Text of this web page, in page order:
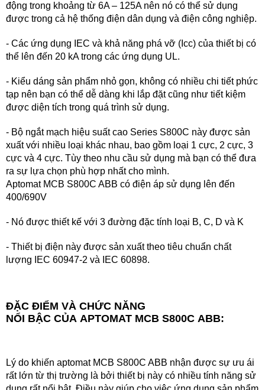
động trong khoảng từ 6A – 125A nên nó có thể sử dụng
được trong cả hệ thống điện dân dụng và điện công nghiệp.
- Các ứng dụng IEC và khả năng phá vỡ (Icc) của thiết bị có
thể lên đến 20 kA trong các ứng dụng UL.
- Kiểu dáng sản phẩm nhỏ gọn, không có nhiều chi tiết phức
tạp nên bạn có thể dễ dàng khi lắp đặt cũng như tiết kiệm
được diện tích trong quá trình sử dụng.
- Bộ ngắt mạch hiệu suất cao Series S800C này được sản
xuất với nhiều loại khác nhau, bao gồm loại 1 cực, 2 cực, 3
cực và 4 cực. Tùy theo nhu cầu sử dụng mà bạn có thể đưa
ra sự lựa chọn phù hợp nhất cho mình.
Aptomat MCB S800C ABB có điện áp sử dụng lên đến
400/690V
- Nó được thiết kế với 3 đường đặc tính loại B, C, D và K
- Thiết bị điện này được sản xuất theo tiêu chuẩn chất
lượng IEC 60947-2 và IEC 60898.
ĐẶC ĐIỂM VÀ CHỨC NĂNG
NỔI BẬC CỦA APTOMAT MCB S800C ABB:
Lý do khiến aptomat MCB S800C ABB nhận được sự ưu ái
rất lớn từ thị trường là bởi thiết bị này có nhiều tính năng sử